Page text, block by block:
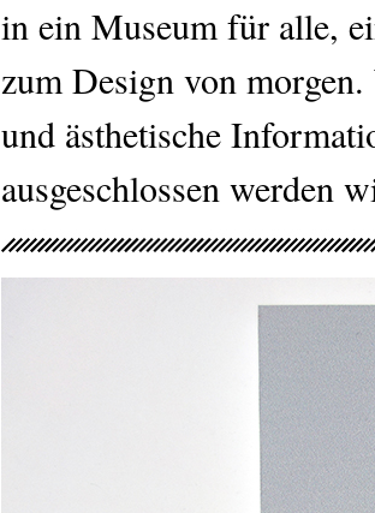
in ein Museum für alle,
zum Design von
und ästhetische
ausgeschlossen